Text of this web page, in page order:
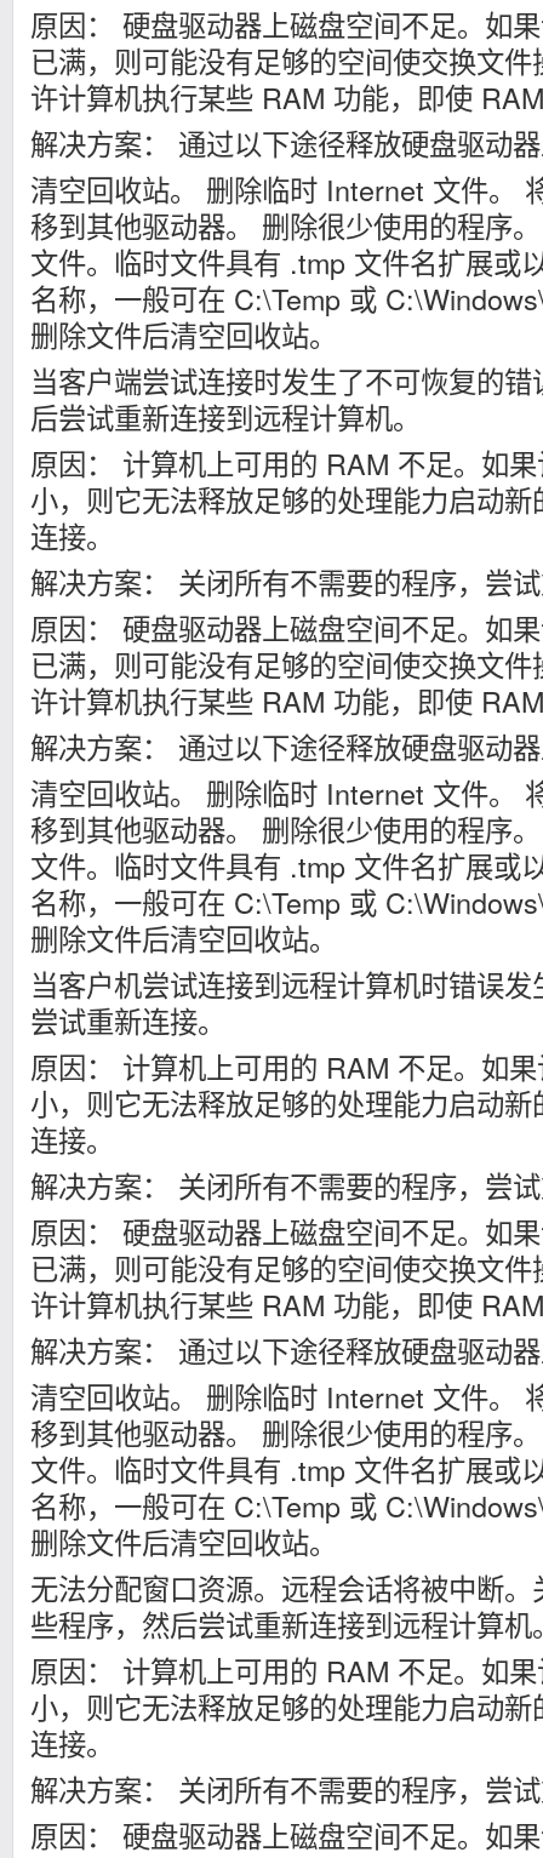
原因： 硬盘驱动器上磁盘空间不足。如
已满，则可能没有足够的空间使交换文
许计算机执行某些 RAM 功能，即使
解决方案： 通过以下途径释放硬盘驱动
清空回收站。 删除临时 Internet 文件。
移到其他驱动器。 删除很少使用的程序
文件。临时文件具有 .tmp 文件名扩展或
名称，一般可在 C:\Temp 或
删除文件后清空回收站。
当客户端尝试连接时发生了不可恢复的
后尝试重新连接到远程计算机。
原因： 计算机上可用的 RAM 不足。如
小，则它无法释放足够的处理能力启动
连接。
解决方案： 关闭所有不需要的程序，尝
原因： 硬盘驱动器上磁盘空间不足。如
已满，则可能没有足够的空间使交换文
许计算机执行某些 RAM 功能，即使
解决方案： 通过以下途径释放硬盘驱动
清空回收站。 删除临时 Internet 文件。
移到其他驱动器。 删除很少使用的程序
文件。临时文件具有 .tmp 文件名扩展或
名称，一般可在 C:\Temp 或
删除文件后清空回收站。
当客户机尝试连接到远程计算机时错误
尝试重新连接。
原因： 计算机上可用的 RAM 不足。如
小，则它无法释放足够的处理能力启动
连接。
解决方案： 关闭所有不需要的程序，尝
原因： 硬盘驱动器上磁盘空间不足。如
已满，则可能没有足够的空间使交换文
许计算机执行某些 RAM 功能，即使
解决方案： 通过以下途径释放硬盘驱动
清空回收站。 删除临时 Internet 文件。
移到其他驱动器。 删除很少使用的程序
文件。临时文件具有 .tmp 文件名扩展或
名称，一般可在 C:\Temp 或
删除文件后清空回收站。
无法分配窗口资源。远程会话将被中断
些程序，然后尝试重新连接到远程计算机
原因： 计算机上可用的 RAM 不足。如
小，则它无法释放足够的处理能力启动
连接。
解决方案： 关闭所有不需要的程序，尝
原因： 硬盘驱动器上磁盘空间不足。如